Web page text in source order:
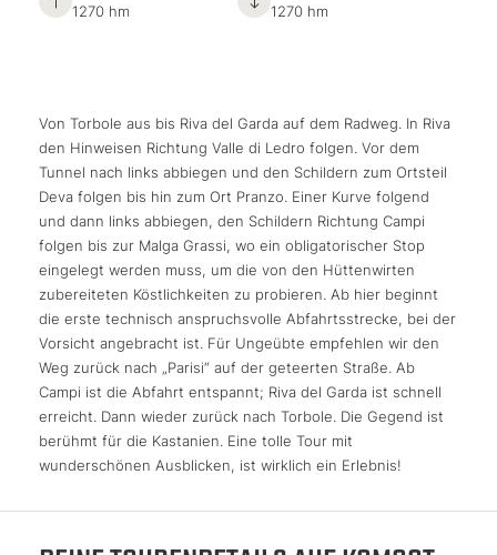
1270 hm
1270 hm
Von Torbole aus bis Riva del Garda auf dem Radweg. In Riva
den Hinweisen Richtung Valle di Ledro folgen. Vor dem
Tunnel nach links abbiegen und den Schildern zum Ortsteil
Deva folgen bis hin zum Ort Pranzo. Einer Kurve folgend
und dann links abbiegen, den Schildern Richtung Campi
folgen bis zur Malga Grassi, wo ein obligatorischer Stop
eingelegt werden muss, um die von den Hüttenwirten
zubereiteten Köstlichkeiten zu probieren. Ab hier beginnt
die erste technisch anspruchsvolle Abfahrtsstrecke, bei der
Vorsicht angebracht ist. Für Ungeübte empfehlen wir den
Weg zurück nach „Parisi“ auf der geteerten Straße. Ab
Campi ist die Abfahrt entspannt; Riva del Garda ist schnell
erreicht. Dann wieder zurück nach Torbole. Die Gegend ist
berühmt für die Kastanien. Eine tolle Tour mit
wunderschönen Ausblicken, ist wirklich ein Erlebnis!